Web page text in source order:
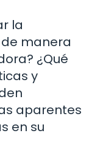
la
manera
¿Qué
y
aparentes
en su